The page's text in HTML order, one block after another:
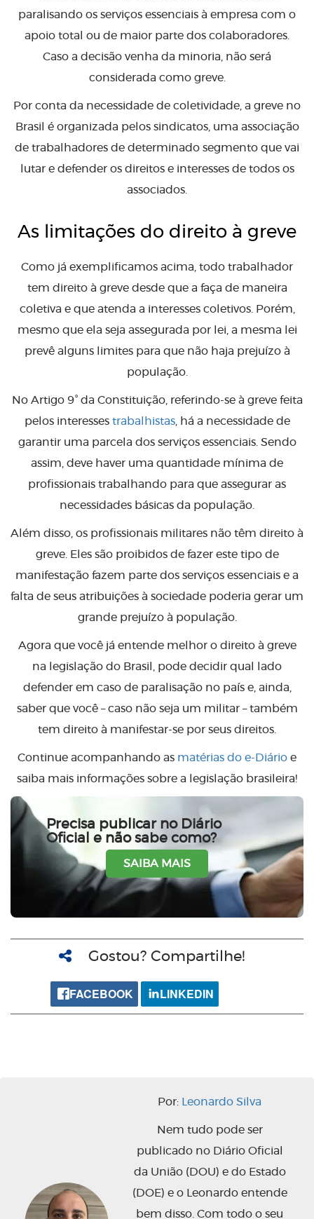
paralisando os serviços essenciais à empresa com o
apoio total ou de maior parte dos colaboradores.
Caso a decisão venha da minoria, não será
considerada como greve.
Por conta da necessidade de coletividade, a greve no
Brasil é organizada pelos sindicatos, uma associação
de trabalhadores de determinado segmento que vai
lutar e defender os direitos e interesses de todos os
associados.
As limitações do direito à greve
Como já exemplificamos acima, todo trabalhador
tem direito à greve desde que a faça de maneira
coletiva e que atenda a interesses coletivos. Porém,
mesmo que ela seja assegurada por lei, a mesma lei
prevê alguns limites para que não haja prejuízo à
população.
No Artigo 9° da Constituição, referindo-se à greve feita
pelos interesses trabalhistas, há a necessidade de
garantir uma parcela dos serviços essenciais. Sendo
assim, deve haver uma quantidade mínima de
profissionais trabalhando para que assegurar as
necessidades básicas da população.
Além disso, os profissionais militares não têm direito à
greve. Eles são proibidos de fazer este tipo de
manifestação fazem parte dos serviços essenciais e a
falta de seus atribuições à sociedade poderia gerar um
grande prejuízo à população.
Agora que você já entende melhor o direito à greve
na legislação do Brasil, pode decidir qual lado
defender em caso de paralisação no país e, ainda,
saber que você – caso não seja um militar – também
tem direito à manifestar-se por seus direitos.
Continue acompanhando as matérias do e-Diário e
saiba mais informações sobre a legislação brasileira!
Precisa publicar no Diário
Oficial e não sabe como?
SAIBA MAIS
Gostou? Compartilhe!
FACEBOOK LINKEDIN
Por: Leonardo Silva
Nem tudo pode ser
publicado no Diário Oficial
da União (DOU) e do Estado
(DOE) e o Leonardo entende
bem disso. Com todo o seu